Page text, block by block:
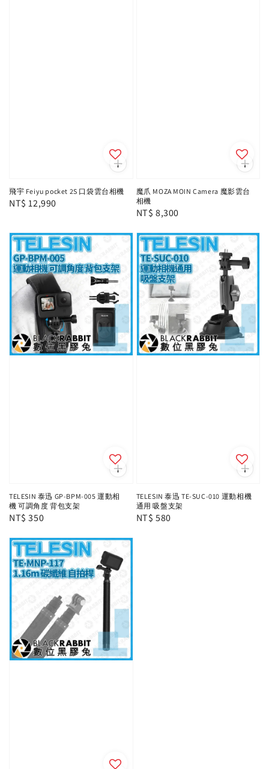
飛宇 Feiyu pocket 2S 口袋雲台相機
Regular
NT$ 12,990
魔爪 MOZA MOIN Camera 魔影雲台
相機
Regular
NT$ 8,300
TELESIN 泰迅 GP-BPM-005 運動相
機 可調角度 背包支架
Regular
NT$ 350
TELESIN 泰迅 TE-SUC-010 運動相機
通用 吸盤支架
Regular
NT$ 580